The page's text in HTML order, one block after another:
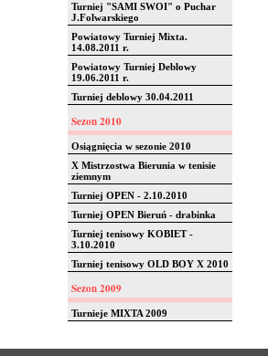
Turniej "SAMI SWOI" o Puchar
J.Folwarskiego
Powiatowy Turniej Mixta.
14.08.2011 r.
Powiatowy Turniej Deblowy
19.06.2011 r.
Turniej deblowy 30.04.2011
Sezon 2010
Osiągnięcia w sezonie 2010
X Mistrzostwa Bierunia w tenisie
ziemnym
Turniej OPEN - 2.10.2010
Turniej OPEN Bieruń - drabinka
Turniej tenisowy KOBIET -
3.10.2010
Turniej tenisowy OLD BOY X 2010
Sezon 2009
Turnieje MIXTA 2009